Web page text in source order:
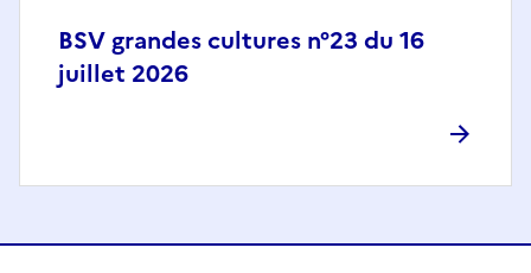
BSV grandes cultures n°23 du 16
juillet 2026